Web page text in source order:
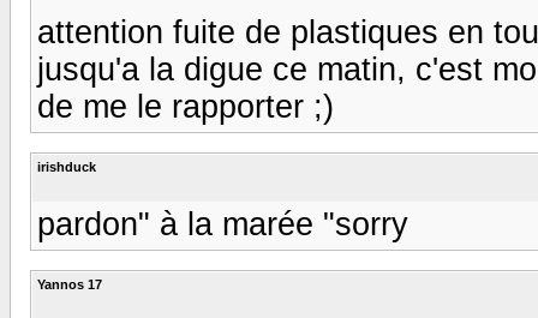
attention fuite de plastiques en
jusqu'a la digue ce matin, c'est
de me le rapporter ;)
irishduck
pardon" à la marée "sorry
Yannos 17